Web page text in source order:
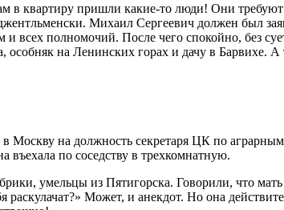
квартиру пришли какие-то люди! Они требуют
Михаил Сергеевич должен был
и всех полномочий. После чего спокойно, без
особняк на Ленинских горах и дачу в
на должность секретаря ЦК по
по соседству в трехкомнатную.
умельцы из Пятигорска. Говорили, что
Может, и анекдот. Но она